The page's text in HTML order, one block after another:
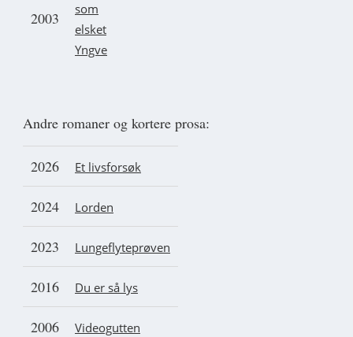
2003
som
elsket
Yngve
Andre romaner og kortere prosa:
2026 Et livsforsøk
2024 Lorden
2023 Lungeflyteprøven
2016 Du er så lys
2006 Videogutten